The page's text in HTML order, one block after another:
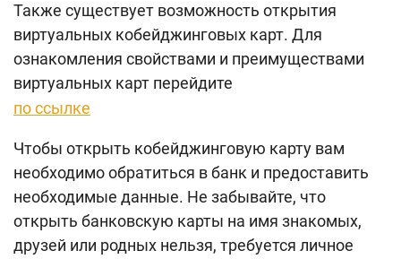
Также существует возможность открытия
виртуальных кобейджинговых карт. Для
ознакомления свойствами и преимуществами
виртуальных карт перейдите
по ссылке
Чтобы открыть кобейджинговую карту вам
необходимо обратиться в банк и предоставить
необходимые данные. Не забывайте, что
открыть банковскую карты на имя знакомых,
друзей или родных нельзя, требуется личное